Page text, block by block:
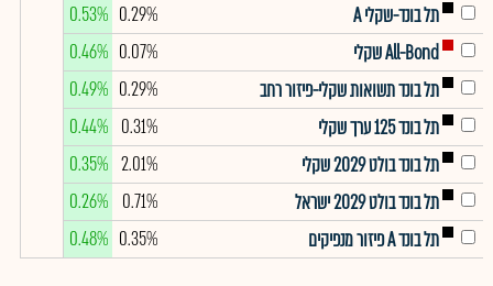
תל בונד-שקלי A
0.29%
0.53%
All-Bond שקלי
0.07%
0.46%
תל בונד תשואות שקלי-פיזור רחב
0.29%
0.49%
תל בונד 125 ערך שקלי
0.31%
0.44%
תל בונד בולט 2029 שקלי
2.01%
0.35%
תל בונד בולט 2029 ישראל
0.71%
0.26%
תל בונד A פיזור מנפיקים
0.35%
0.48%